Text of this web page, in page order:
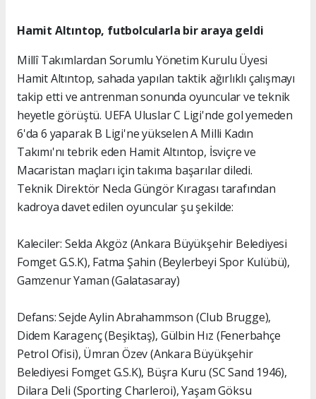
Hamit Altıntop, futbolcularla bir araya geldi
Millî Takımlardan Sorumlu Yönetim Kurulu Üyesi
Hamit Altıntop, sahada yapılan taktik ağırlıklı çalışmayı
takip etti ve antrenman sonunda oyuncular ve teknik
heyetle görüştü. UEFA Uluslar C Ligi'nde gol yemeden
6'da 6 yaparak B Ligi'ne yükselen A Milli Kadın
Takımı'nı tebrik eden Hamit Altıntop, İsviçre ve
Macaristan maçları için takıma başarılar diledi.
Teknik Direktör Necla Güngör Kıragası tarafından
kadroya davet edilen oyuncular şu şekilde:
Kaleciler: Selda Akgöz (Ankara Büyükşehir Belediyesi
Fomget G.S.K), Fatma Şahin (Beylerbeyi Spor Kulübü),
Gamzenur Yaman (Galatasaray)
Defans: Sejde Aylin Abrahammson (Club Brugge),
Didem Karagenç (Beşiktaş), Gülbin Hız (Fenerbahçe
Petrol Ofisi), Ümran Özev (Ankara Büyükşehir
Belediyesi Fomget G.S.K), Büşra Kuru (SC Sand 1946),
Dilara Deli (Sporting Charleroi), Yaşam Göksu